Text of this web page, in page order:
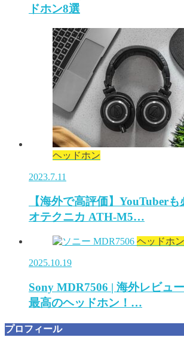
ドホン8選
ヘッドホン
2023.7.11
【海外で高評価】YouTuber
オテクニカ ATH-M5…
ヘッドホン
2025.10.19
Sony MDR7506 | 海外レビュ
最高のヘッドホン！…
プロフィール